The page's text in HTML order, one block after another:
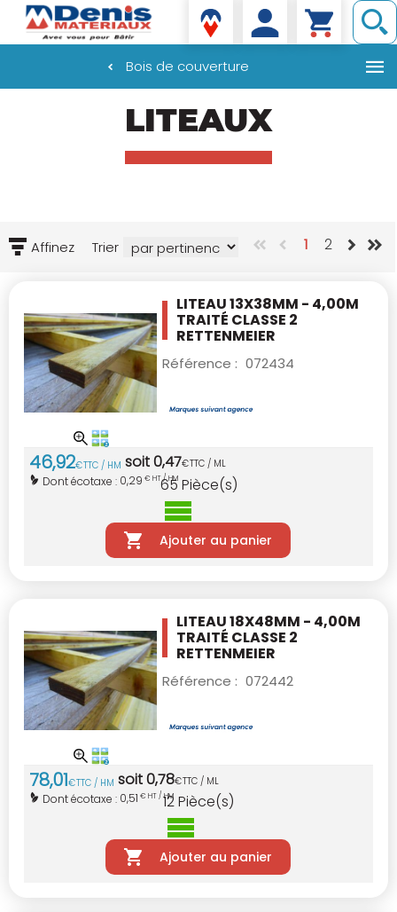
Denis matériaux
Bois de couverture
LITEAUX
Affinez Trier 1 2
LITEAU 13X38MM - 4,00M
TRAITÉ CLASSE 2
RETTENMEIER
Référence : 072434
46,92€TTC / HM soit0,47€TTC / ML
Dont écotaxe : 0,29 € HT / HM
65Pièce(s)
Ajouter au panier
LITEAU 18X48MM - 4,00M
TRAITÉ CLASSE 2
RETTENMEIER
Référence : 072442
78,01€TTC / HM soit0,78€TTC / ML
Dont écotaxe : 0,51 € HT / HM
12Pièce(s)
Ajouter au panier